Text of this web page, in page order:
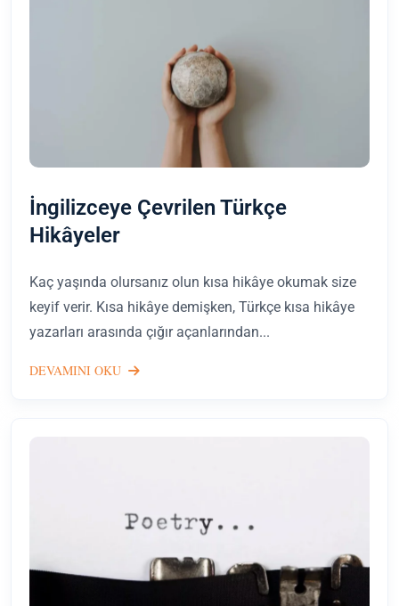
İngilizceye Çevrilen Türkçe
Hikâyeler
Kaç yaşında olursanız olun kısa hikâye okumak size
keyif verir. Kısa hikâye demişken, Türkçe kısa hikâye
yazarları arasında çığır açanlarından...
DEVAMINI OKU